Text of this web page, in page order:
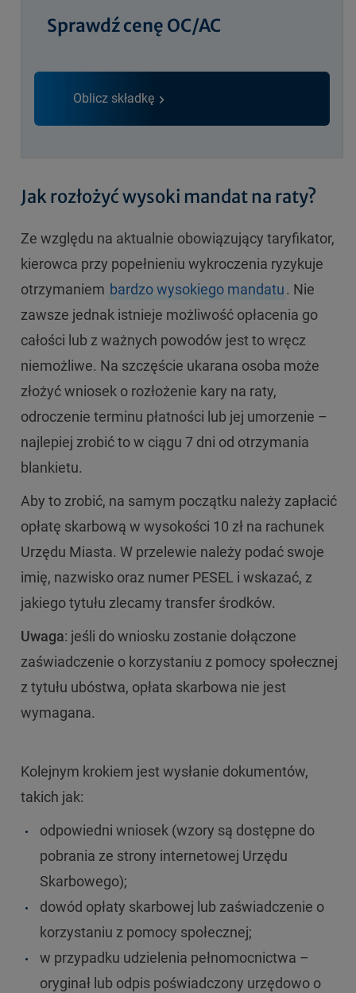
Sprawdź cenę OC/AC
Oblicz składkę
Jak rozłożyć wysoki mandat na raty?
Ze względu na aktualnie obowiązujący taryfikator,
kierowca przy popełnieniu wykroczenia ryzykuje
otrzymaniem bardzo wysokiego mandatu. Nie
zawsze jednak istnieje możliwość opłacenia go
całości lub z ważnych powodów jest to wręcz
niemożliwe. Na szczęście ukarana osoba może
złożyć wniosek o rozłożenie kary na raty,
odroczenie terminu płatności lub jej umorzenie –
najlepiej zrobić to w ciągu 7 dni od otrzymania
blankietu.
Aby to zrobić, na samym początku należy zapłacić
opłatę skarbową w wysokości 10 zł na rachunek
Urzędu Miasta. W przelewie należy podać swoje
imię, nazwisko oraz numer PESEL i wskazać, z
jakiego tytułu zlecamy transfer środków.
Uwaga: jeśli do wniosku zostanie dołączone
zaświadczenie o korzystaniu z pomocy społecznej
z tytułu ubóstwa, opłata skarbowa nie jest
wymagana.
Kolejnym krokiem jest wysłanie dokumentów,
takich jak:
odpowiedni wniosek (wzory są dostępne do
pobrania ze strony internetowej Urzędu
Skarbowego);
dowód opłaty skarbowej lub zaświadczenie o
korzystaniu z pomocy społecznej;
w przypadku udzielenia pełnomocnictwa –
oryginał lub odpis poświadczony urzędowo o